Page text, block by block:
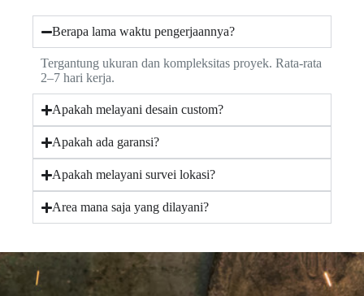
Berapa lama waktu pengerjaannya?
Tergantung ukuran dan kompleksitas proyek. Rata-rata
2–7 hari kerja.
Apakah melayani desain custom?
Apakah ada garansi?
Apakah melayani survei lokasi?
Area mana saja yang dilayani?